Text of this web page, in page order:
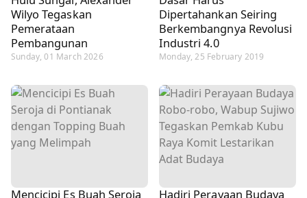
Wilyo Tegaskan
Pemerataan
Pembangunan
Sunday, 01 March 2026
Dipertahankan Seiring
Berkembangnya Revolusi
Industri 4.0
Monday, 25 February 2019
Mencicipi Es Buah Seroja
Hadiri Perayaan Budaya